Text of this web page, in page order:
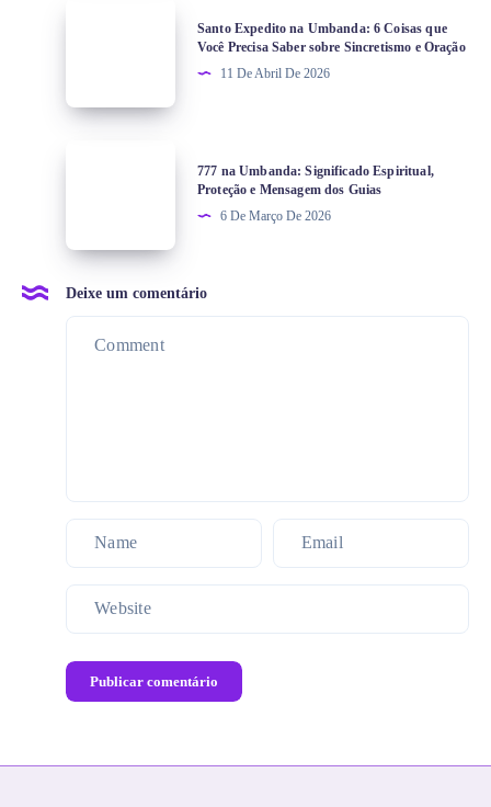
Santo Expedito na Umbanda: 6 Coisas que
Você Precisa Saber sobre Sincretismo e Oração
11 De Abril De 2026
777 na Umbanda: Significado Espiritual,
Proteção e Mensagem dos Guias
6 De Março De 2026
Deixe um comentário
Publicar comentário